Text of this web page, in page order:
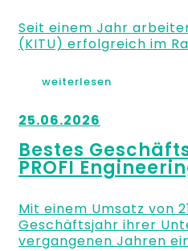
Seit einem Jahr
(KITU) erfolgreich im
weiterlesen
25.06.2026
Bestes
PROFI
Mit einem Umsatz von
Geschäftsjahr ihrer
vergangenen Jahren